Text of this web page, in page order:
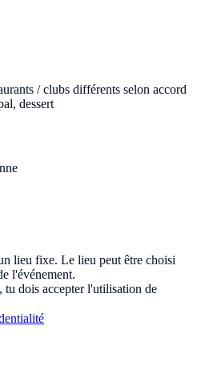
/ clubs différents selon accord
dessert
lieu fixe. Le lieu peut être choisi
l'événement.
dois accepter l'utilisation de